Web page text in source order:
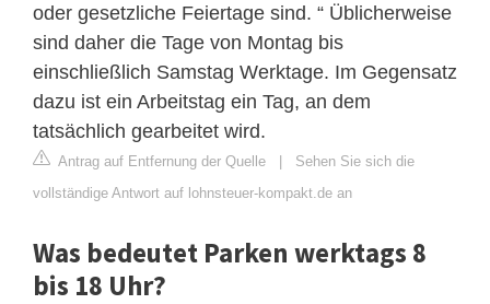
oder gesetzliche Feiertage sind. “ Üblicherweise
sind daher die Tage von Montag bis
einschließlich Samstag Werktage. Im Gegensatz
dazu ist ein Arbeitstag ein Tag, an dem
tatsächlich gearbeitet wird.
Antrag auf Entfernung der Quelle | Sehen Sie sich die
vollständige Antwort auf lohnsteuer-kompakt.de an
Was bedeutet Parken werktags 8
bis 18 Uhr?